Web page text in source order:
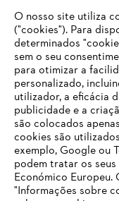
Ajudantes Inteligentes
Informações para
Produtos
Contato
Carreira
Sistema de
O nosso site utiliza
("cookies"). Para
determinados
sem o seu
para otimizar a
personalizado,
utilizador, a eficácia
publicidade e a
são colocados
cookies são
exemplo, Google ou
podem tratar os
Económico
"Informações sobre